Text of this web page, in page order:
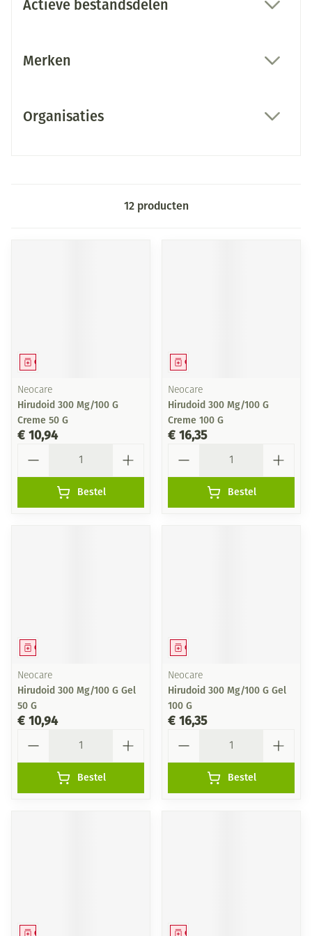
Actieve bestandsdelen
Merken
Organisaties
12producten
Geneesmiddel
Neocare
Hirudoid 300 Mg/100 G
Creme 50 G
€ 10,94
Bestel
Geneesmiddel
Neocare
Hirudoid 300 Mg/100 G
Creme 100 G
€ 16,35
Bestel
Geneesmiddel
Neocare
Hirudoid 300 Mg/100 G Gel
50 G
€ 10,94
Bestel
Geneesmiddel
Neocare
Hirudoid 300 Mg/100 G Gel
100 G
€ 16,35
Bestel
Geneesmiddel Geneesmiddel